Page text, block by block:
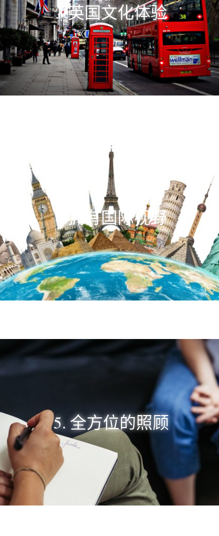
3.英国文化体验​
4.拥有国际视野
5. 全方位的照顾​